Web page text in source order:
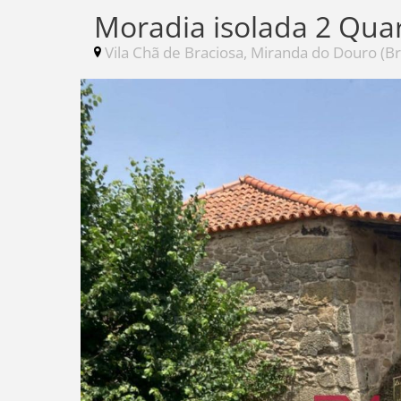
Moradia isolada 2
Vila Chã de Braciosa, Miranda do Douro